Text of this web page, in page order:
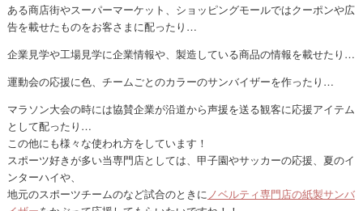
ある商店街やスーパーマーケット、ショッピングモールではクーポンや広
告を載せたものをお客さまに配ったり…
企業見学や工場見学に企業情報や、製造している商品の情報を載せたり…
運動会の応援に色、チームごとのカラーのサンバイザーを作ったり…
マラソン大会の時には協賛企業が沿道から声援を送る観客に応援アイテム
として配ったり…
この他にも様々な使われ方をしています！
スポーツ好きが多い当専門店としては、甲子園やサッカーの応援、夏のイ
ンターハイや、
地元のスポーツチームのなど試合のときに ノベルティ専門店の紙製サンバ